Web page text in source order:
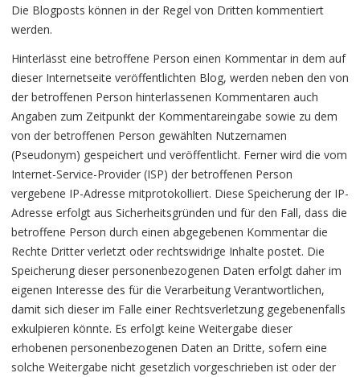
Die Blogposts können in der Regel von Dritten kommentiert
werden.
Hinterlässt eine betroffene Person einen Kommentar in dem auf
dieser Internetseite veröffentlichten Blog, werden neben den von
der betroffenen Person hinterlassenen Kommentaren auch
Angaben zum Zeitpunkt der Kommentareingabe sowie zu dem
von der betroffenen Person gewählten Nutzernamen
(Pseudonym) gespeichert und veröffentlicht. Ferner wird die vom
Internet-Service-Provider (ISP) der betroffenen Person
vergebene IP-Adresse mitprotokolliert. Diese Speicherung der IP-
Adresse erfolgt aus Sicherheitsgründen und für den Fall, dass die
betroffene Person durch einen abgegebenen Kommentar die
Rechte Dritter verletzt oder rechtswidrige Inhalte postet. Die
Speicherung dieser personenbezogenen Daten erfolgt daher im
eigenen Interesse des für die Verarbeitung Verantwortlichen,
damit sich dieser im Falle einer Rechtsverletzung gegebenenfalls
exkulpieren könnte. Es erfolgt keine Weitergabe dieser
erhobenen personenbezogenen Daten an Dritte, sofern eine
solche Weitergabe nicht gesetzlich vorgeschrieben ist oder der